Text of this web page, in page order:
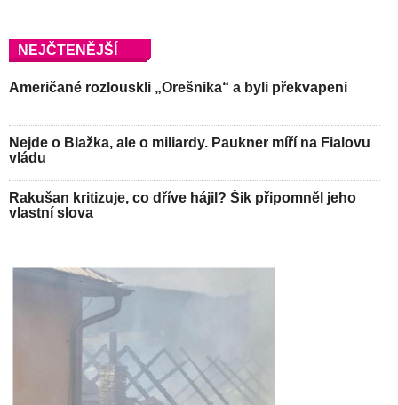
NEJČTENĚJŠÍ
Američané rozlouskli „Orešnika“ a byli překvapeni
Nejde o Blažka, ale o miliardy. Paukner míří na Fialovu
vládu
Rakušan kritizuje, co dříve hájil? Šik připomněl jeho
vlastní slova